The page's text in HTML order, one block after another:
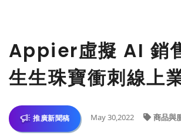
Appier虛擬 AI 銷
生生珠寶衝刺線上
推廣新聞稿 May 30,2022 商品與